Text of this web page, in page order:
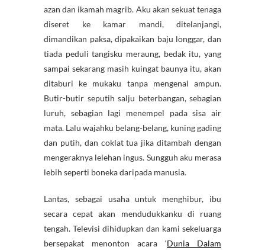
azan dan ikamah magrib. Aku akan sekuat tenaga
diseret ke kamar mandi, ditelanjangi,
dimandikan paksa, dipakaikan baju longgar, dan
tiada peduli tangisku meraung, bedak itu, yang
sampai sekarang masih kuingat baunya itu, akan
ditaburi ke mukaku tanpa mengenal ampun.
Butir-butir seputih salju beterbangan, sebagian
luruh, sebagian lagi menempel pada sisa air
mata. Lalu wajahku belang-belang, kuning gading
dan putih, dan coklat tua jika ditambah dengan
mengeraknya lelehan ingus. Sungguh aku merasa
lebih seperti boneka daripada manusia.
Lantas, sebagai usaha untuk menghibur, ibu
secara cepat akan mendudukkanku di ruang
tengah. Televisi dihidupkan dan kami sekeluarga
bersepakat menonton acara ‘Dunia Dalam